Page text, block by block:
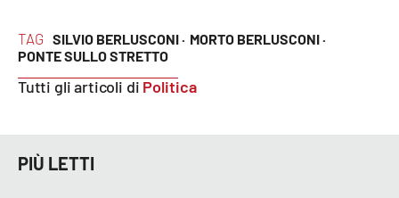
NETWORK
Laconair.it
TAG SILVIO BERLUSCONI · MORTO BERLUSCONI ·
PONTE SULLO STRETTO
Tutti gli articoli di Politica
PIÙ LETTI